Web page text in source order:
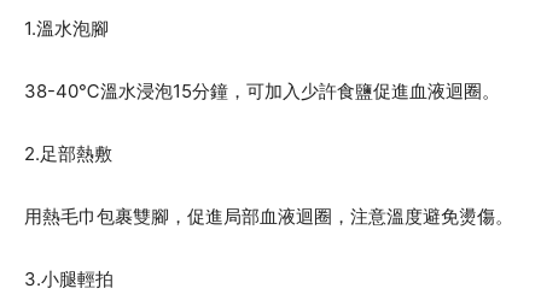
1.溫水泡腳
38-40℃溫水浸泡15分鐘，可加入少許食鹽促進血液迴圈。
2.足部熱敷
用熱毛巾包裹雙腳，促進局部血液迴圈，注意溫度避免燙傷。
3.小腿輕拍